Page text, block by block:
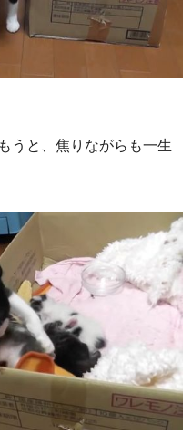
うと、焦りながらも一生